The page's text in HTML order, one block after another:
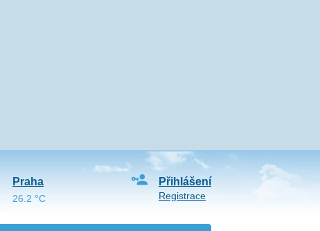
Přihlášení
Registrace
Praha
26.2 °C